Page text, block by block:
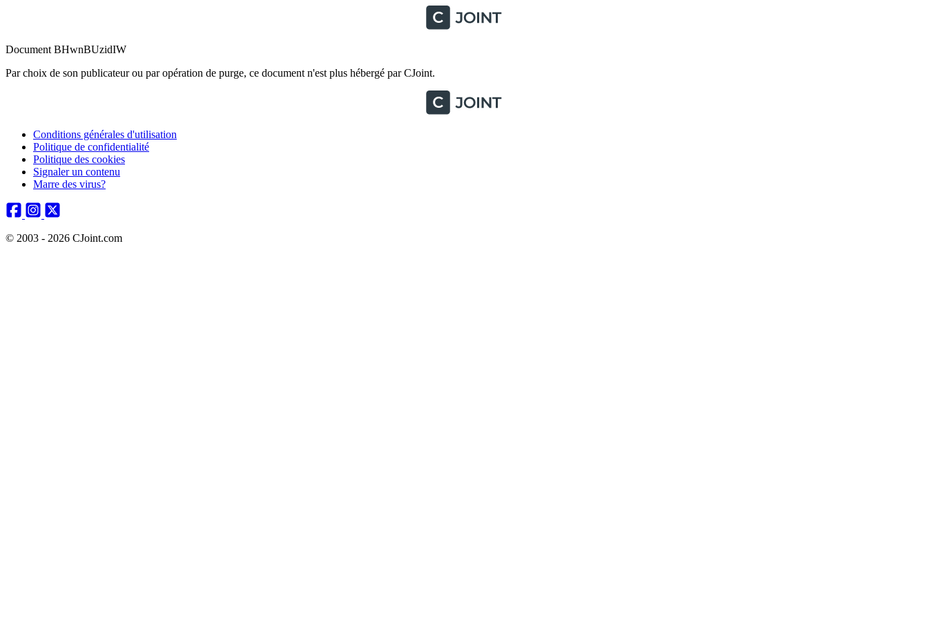
Document BHwnBUzidIW
Par choix de son publicateur ou par opération de purge, ce document n'est plus hébergé par CJoint.
Conditions générales d'utilisation
Politique de confidentialité
Politique des cookies
Signaler un contenu
Marre des virus?
© 2003 - 2026 CJoint.com